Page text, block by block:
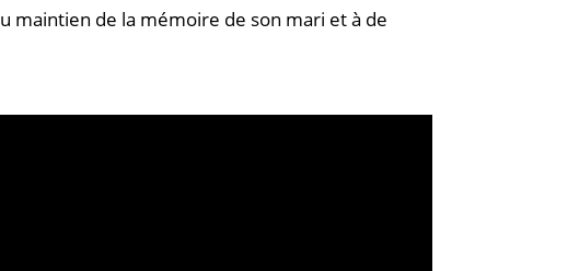
maintien de la mémoire de son mari et à de